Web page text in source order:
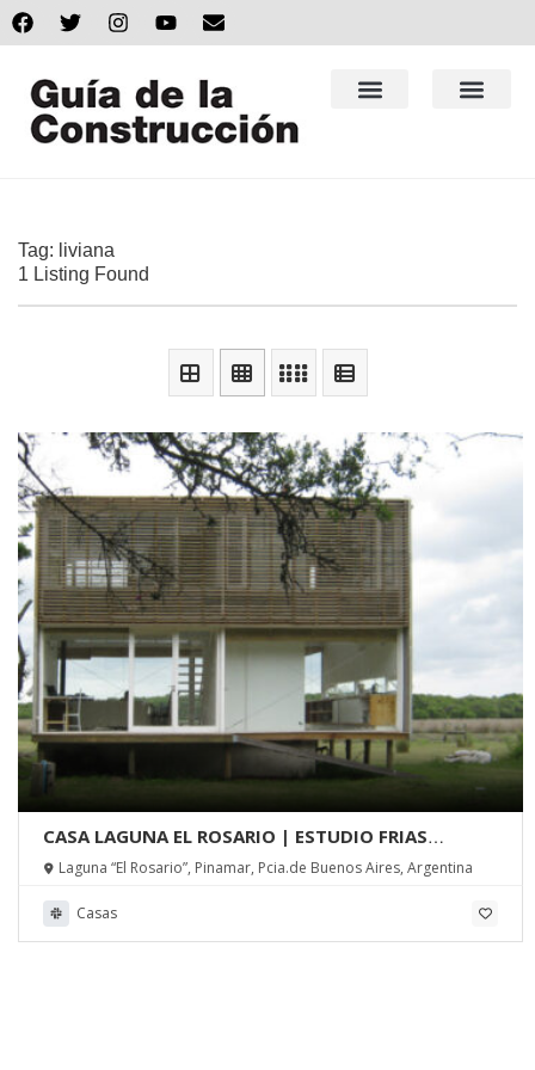
Tag: liviana
1 Listing Found
CASA LAGUNA EL ROSARIO | ESTUDIO FRIAS
ARQUITECTOS
Laguna “El Rosario”, Pinamar, Pcia.de Buenos Aires, Argentina
Casas